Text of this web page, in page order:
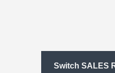
Switch SALES